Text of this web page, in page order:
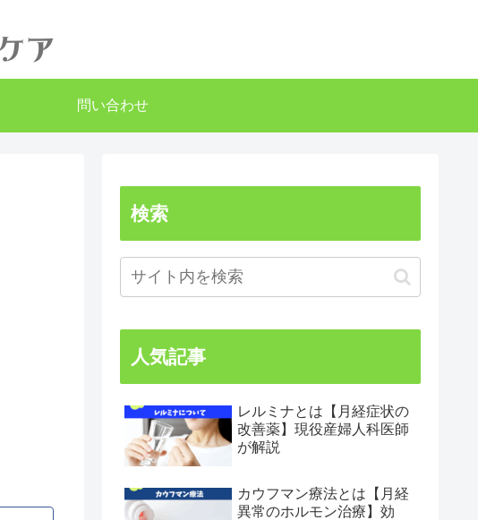
問い合わせ
検索
人気記事
レルミナとは【月経症状の
改善薬】現役産婦人科医師
が解説
カウフマン療法とは【月経
異常のホルモン治療】効